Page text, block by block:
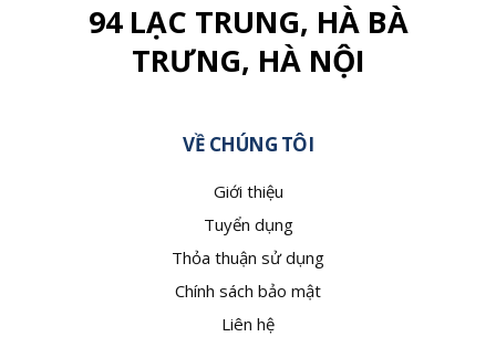
94 LẠC TRUNG, HÀ BÀ
TRƯNG, HÀ NỘI
VỀ CHÚNG TÔI
Giới thiệu
Tuyển dụng
Thỏa thuận sử dụng
Chính sách bảo mật
Liên hệ